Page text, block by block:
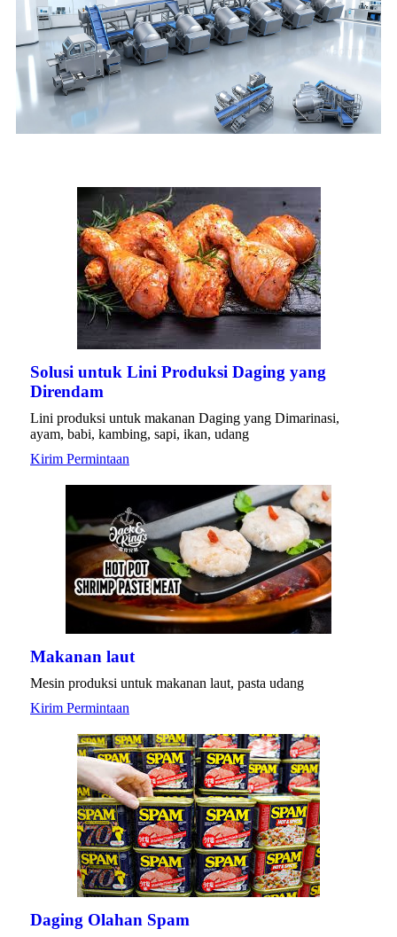
Solusi untuk Lini Produksi Daging yang
Direndam
Lini produksi untuk makanan Daging yang Dimarinasi,
ayam, babi, kambing, sapi, ikan, udang
Kirim Permintaan
Makanan laut
Mesin produksi untuk makanan laut, pasta udang
Kirim Permintaan
Daging Olahan Spam